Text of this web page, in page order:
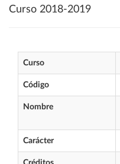
Curso 2018-2019
Curso
Código
Nombre
Carácter